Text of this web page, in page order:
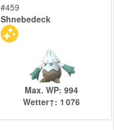
#459
Shnebedeck
Max. WP: 994
Wetter↑: 1 076